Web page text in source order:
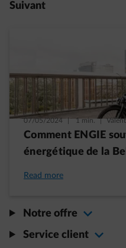
Suivant
07/05/2024 | 1 min. |
Comment ENGIE
énergétique de la
Read more
Notre offre
Service client